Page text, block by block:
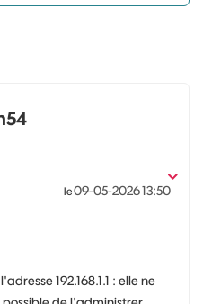
le‎09-05-202613:50
192.168.1.1 : elle ne